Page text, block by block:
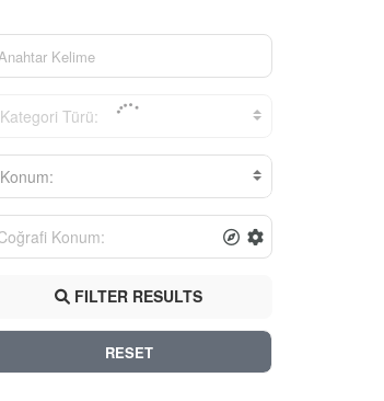
Kategori Türü:
Konum:
FILTER RESULTS
RESET